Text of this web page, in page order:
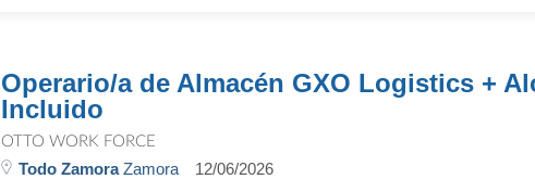
Operario/a de Almacén GXO Logistics +
Incluido
OTTO WORK FORCE
Todo ZamoraZamora 12/06/2026